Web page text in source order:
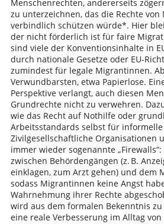
Menschenrechten, andererseits
zu unterzeichnen, das die Rechte
verbindlich schützen würde*. Hier
der nicht förderlich ist für faire
sind viele der Konventionsinhalte in
durch nationale Gesetze oder EU-
zumindest für legale Migrantinnen.
Verwundbarsten, etwa Papierlose.
Perspektive verlangt, auch diesen
Grundrechte nicht zu verwehren.
wie das Recht auf Nothilfe oder
Arbeitsstandards selbst für informelle
Zivilgesellschaftliche Organisationen
immer wieder sogenannte
zwischen Behördengängen (z. B.
einklagen, zum Arzt gehen) und dem
sodass Migrantinnen keine Angst
Wahrnehmung ihrer Rechte
wird aus dem formalen Bekenntnis
eine reale Verbesserung im Alltag